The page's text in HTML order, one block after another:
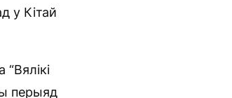
у Кітай
перыяд